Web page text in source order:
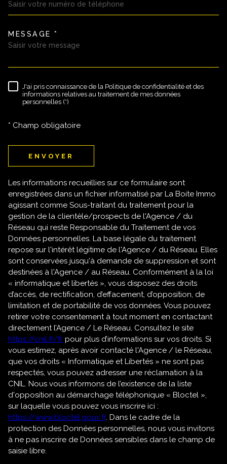
MESSAGE *
RÈGLEMENTATION
J'ai pris connaissance de la Politique de confidentialité et des
informations relatives au traitement de mes données
personnelles (*)
* Champ obligatoire
ENVOYER
Les informations recueillies sur ce formulaire sont
enregistrées dans un fichier informatisé par La Boite Immo
agissant comme Sous-traitant du traitement pour la
gestion de la clientèle/prospects de l'Agence / du
Réseau qui reste Responsable du Traitement de vos
Données personnelles. La base légale du traitement
repose sur l'intérêt légitime de l'Agence / du Réseau. Elles
sont conservées jusqu'à demande de suppression et sont
destinées à l'Agence / au Réseau. Conformément à la loi
« informatique et libertés », vous disposez des droits
d’accès, de rectification, d’effacement, d’opposition, de
limitation et de portabilité de vos données. Vous pouvez
retirer votre consentement à tout moment en contactant
directement l’Agence / Le Réseau. Consultez le site
https://cnil.fr/fr pour plus d’informations sur vos droits. Si
vous estimez, après avoir contacté l'Agence / le Réseau,
que vos droits « Informatique et Libertés » ne sont pas
respectés, vous pouvez adresser une réclamation à la
CNIL. Nous vous informons de l’existence de la liste
d'opposition au démarchage téléphonique « Bloctel »,
sur laquelle vous pouvez vous inscrire ici :
https://www.bloctel.gouv.fr. Dans le cadre de la
protection des Données personnelles, nous vous invitons
à ne pas inscrire de Données sensibles dans le champ de
saisie libre.